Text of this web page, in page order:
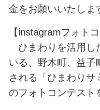
金をお願いいたしま
【instagramフォト
ひまわりを活用し
いる、野木町、益子
される「ひまわりサ
のフォトコンテスト